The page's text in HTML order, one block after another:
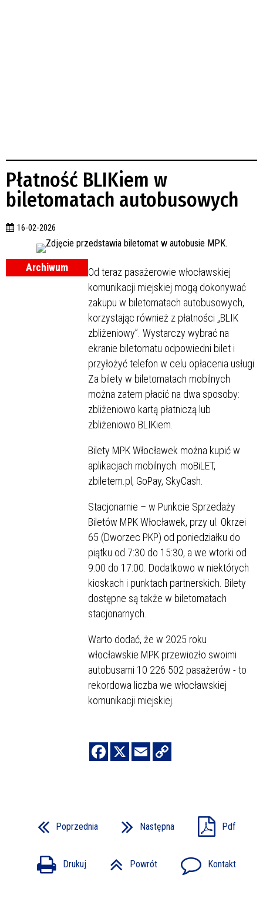
Płatność BLIKiem w
biletomatach autobusowych
16-02-2026
Archiwum
Od teraz pasażerowie włocławskiej
komunikacji miejskiej mogą dokonywać
zakupu w biletomatach autobusowych,
korzystając również z płatności „BLIK
zbliżeniowy”. Wystarczy wybrać na
ekranie biletomatu odpowiedni bilet i
przyłożyć telefon w celu opłacenia usługi.
Za bilety w biletomatach mobilnych
można zatem płacić na dwa sposoby:
zbliżeniowo kartą płatniczą lub
zbliżeniowo BLIKiem.
Bilety MPK Włocławek można kupić w
aplikacjach mobilnych: moBiLET,
zbiletem.pl, GoPay, SkyCash.
Stacjonarnie – w Punkcie Sprzedaży
Biletów MPK Włocławek, przy ul. Okrzei
65 (Dworzec PKP) od poniedziałku do
piątku od 7:30 do 15:30, a we wtorki od
9:00 do 17:00. Dodatkowo w niektórych
kioskach i punktach partnerskich. Bilety
dostępne są także w biletomatach
stacjonarnych.
Warto dodać, że w 2025 roku
włocławskie MPK przewiozło swoimi
autobusami 10 226 502 pasażerów - to
rekordowa liczba we włocławskiej
komunikacji miejskiej.
Poprzednia Następna Pdf
Drukuj Powrót Kontakt